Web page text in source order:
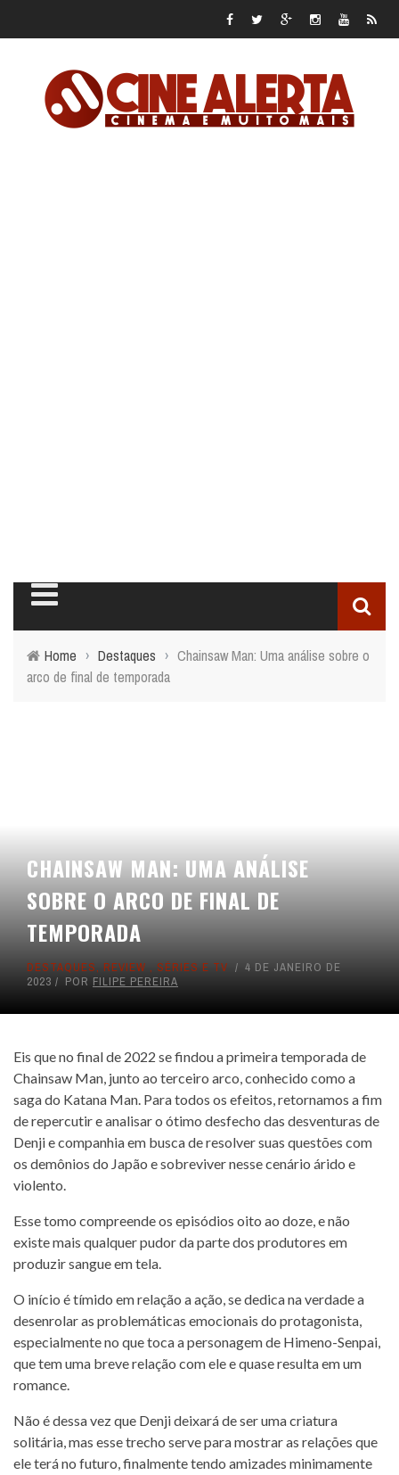
Home › Destaques › Chainsaw Man: Uma análise sobre o
arco de final de temporada
CHAINSAW MAN: UMA ANÁLISE
SOBRE O ARCO DE FINAL DE
TEMPORADA
DESTAQUES, REVIEW , SÉRIES E TV
4 DE JANEIRO DE
2023
POR FILIPE PEREIRA
Eis que no final de 2022 se findou a primeira temporada de
Chainsaw Man, junto ao terceiro arco, conhecido como a
saga do Katana Man. Para todos os efeitos, retornamos a fim
de repercutir e analisar o ótimo desfecho das desventuras de
Denji e companhia em busca de resolver suas questões com
os demônios do Japão e sobreviver nesse cenário árido e
violento.
Esse tomo compreende os episódios oito ao doze, e não
existe mais qualquer pudor da parte dos produtores em
produzir sangue em tela.
O início é tímido em relação a ação, se dedica na verdade a
desenrolar as problemáticas emocionais do protagonista,
especialmente no que toca a personagem de Himeno-Senpai,
que tem uma breve relação com ele e quase resulta em um
romance.
Não é dessa vez que Denji deixará de ser uma criatura
solitária, mas esse trecho serve para mostrar as relações que
ele terá no futuro, finalmente tendo amizades minimamente